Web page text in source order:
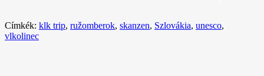
Címkék: klk trip, ružomberok, skanzen, Szlovákia, unesco,
vlkolinec